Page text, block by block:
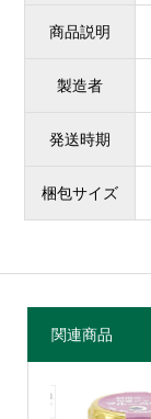
商品説明
製造者
発送時期
梱包サイズ
関連商品